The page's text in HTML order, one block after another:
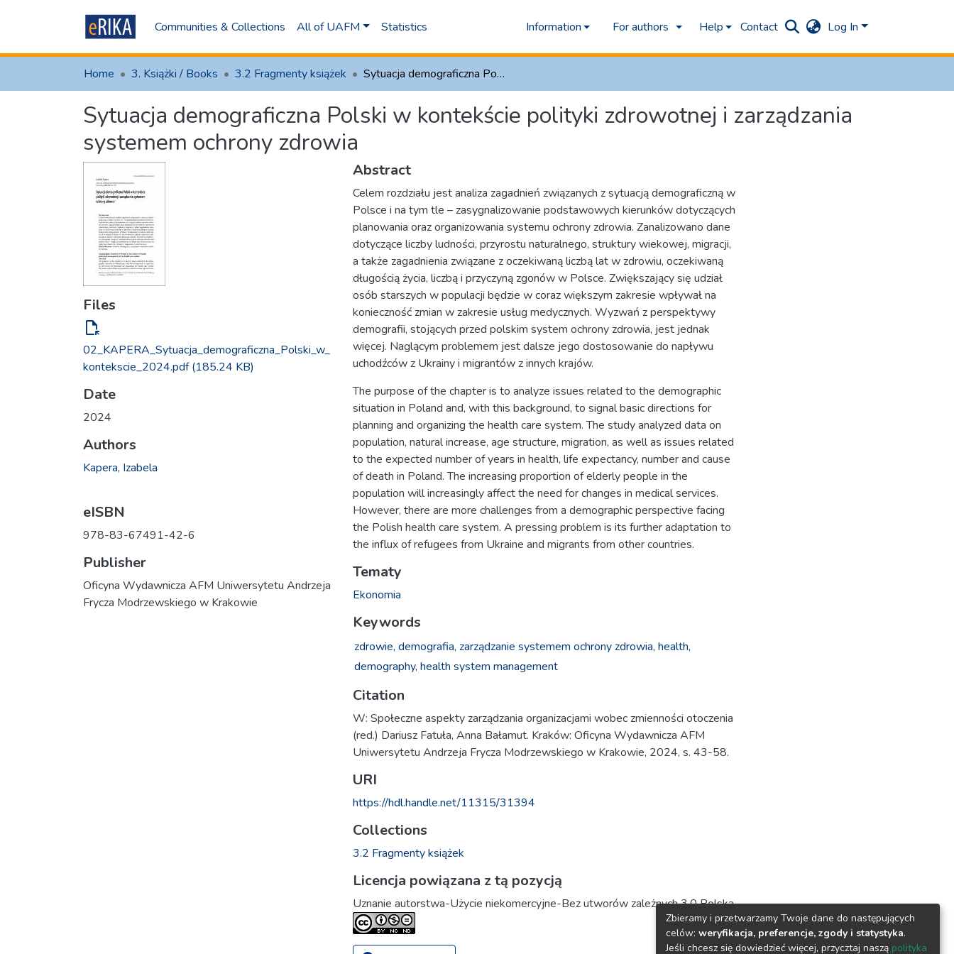
Communities & Collections All of UAFM Statistics Information For authors Help Contact Log In
Home 3. Książki / Books 3.2 Fragmenty książek Sytuacja demograficzna Polski w kontekście polityki zdrowotnej i zarządzania systemem ochrony zdrowia
Sytuacja demograficzna Polski w kontekście polityki zdrowotnej i zarządzania
systemem ochrony zdrowia
Files
file_open
02_KAPERA_Sytuacja_demograficzna_Polski_w_
kontekscie_2024.pdf(185.24 KB)
Date
2024
Authors
Kapera, Izabela
eISBN
978-83-67491-42-6
Publisher
Oficyna Wydawnicza AFM Uniwersytetu Andrzeja
Frycza Modrzewskiego w Krakowie
Abstract
Celem rozdziału jest analiza zagadnień związanych z sytuacją demograficzną w
Polsce i na tym tle – zasygnalizowanie podstawowych kierunków dotyczących
planowania oraz organizowania systemu ochrony zdrowia. Zanalizowano dane
dotyczące liczby ludności, przyrostu naturalnego, struktury wiekowej, migracji,
a także zagadnienia związane z oczekiwaną liczbą lat w zdrowiu, oczekiwaną
długością życia, liczbą i przyczyną zgonów w Polsce. Zwiększający się udział
osób starszych w populacji będzie w coraz większym zakresie wpływał na
konieczność zmian w zakresie usług medycznych. Wyzwań z perspektywy
demografii, stojących przed polskim system ochrony zdrowia, jest jednak
więcej. Naglącym problemem jest dalsze jego dostosowanie do napływu
uchodźców z Ukrainy i migrantów z innych krajów.
The purpose of the chapter is to analyze issues related to the demographic
situation in Poland and, with this background, to signal basic directions for
planning and organizing the health care system. The study analyzed data on
population, natural increase, age structure, migration, as well as issues related
to the expected number of years in health, life expectancy, number and cause
of death in Poland. The increasing proportion of elderly people in the
population will increasingly affect the need for changes in medical services.
However, there are more challenges from a demographic perspective facing
the Polish health care system. A pressing problem is its further adaptation to
the influx of refugees from Ukraine and migrants from other countries.
Tematy
Ekonomia
Keywords
zdrowie, demografia, zarządzanie systemem ochrony zdrowia, health,
demography, health system management
Citation
W: Społeczne aspekty zarządzania organizacjami wobec zmienności otoczenia
(red.) Dariusz Fatuła, Anna Bałamut. Kraków: Oficyna Wydawnicza AFM
Uniwersytetu Andrzeja Frycza Modrzewskiego w Krakowie, 2024, s. 43-58.
URI
https://hdl.handle.net/11315/31394
Collections
3.2 Fragmenty książek
Licencja powiązana z tą pozycją
Uznanie autorstwa-Użycie niekomercyjne-Bez utworów zależnych 3.0 Polska
Zbieramy i przetwarzamy Twoje dane do następujących
celów: weryfikacja, preferencje, zgody i statystyka.
Jeśli chcesz się dowiedzieć więcej, przycztaj naszą polityka